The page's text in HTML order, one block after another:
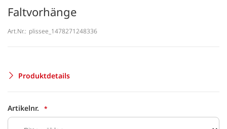
Faltvorhänge
Art.Nr.: plissee_1478271248336
Produktdetails
Artikelnr.